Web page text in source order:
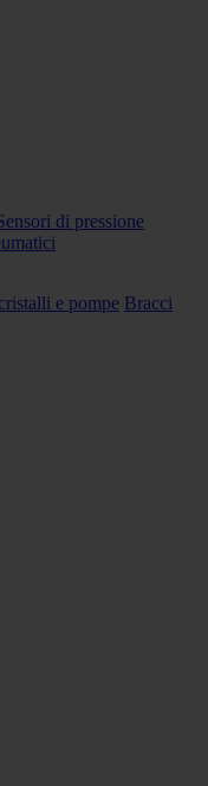
di pressione
e pompe Bracci